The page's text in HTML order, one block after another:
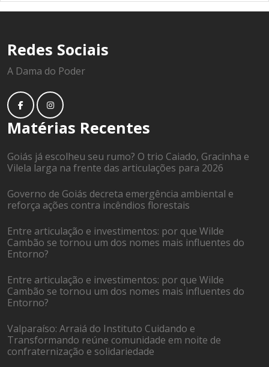
Redes Sociais
A Dama do Poder
Matérias Recentes
Goiás já escolheu seu rumo? O trio Caiado, Gracinha e
Vilela larga na frente das articulações para 2026
Governo de Goiás decreta emergência ambiental e
reforça ações contra incêndios florestais
Entre articulação e investimentos: por que Wilde
Cambão se tornou um dos nomes mais influentes do
Entorno?
Entre articulação e investimentos: por que Wilde
Cambão se tornou um dos nomes mais influentes do
Entorno?
Valparaíso: Arraiá do Instituto Cuidando e
Transformando reúne comunidade em noite de
confraternização e solidariedade